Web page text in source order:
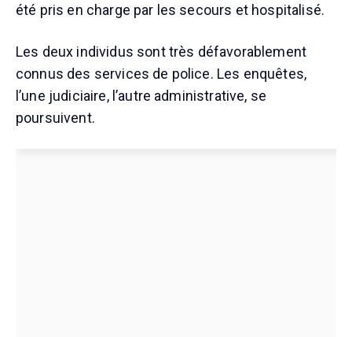
été pris en charge par les secours et hospitalisé.
Les deux individus sont très défavorablement
connus des services de police. Les enquêtes,
l’une judiciaire, l’autre administrative, se
poursuivent.